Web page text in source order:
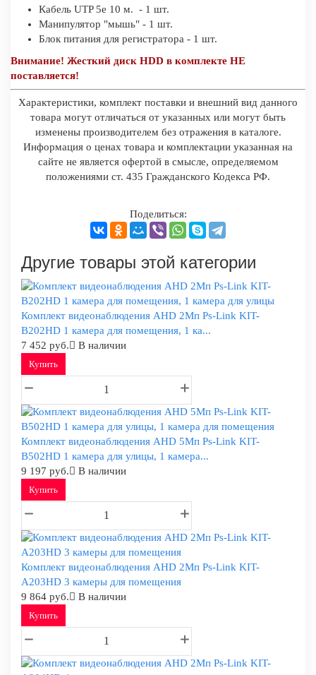
Кабель UTP 5e 10 м. - 1 шт.
Манипулятор "мышь" - 1 шт.
Блок питания для регистратора - 1 шт.
Внимание! Жесткий диск HDD в комплекте НЕ
поставляется!
Характеристики, комплект поставки и внешний вид данного
товара могут отличаться от указанных или могут быть
изменены производителем без отражения в каталоге.
Информация о ценах товара и комплектации указанная на
сайте не является офертой в смысле, определяемом
положениями ст. 435 Гражданского Кодекса РФ.
Поделиться:
Другие товары этой категории
Комплект видеонаблюдения AHD 2Мп Ps-Link KIT-
B202HD 1 камера для помещения, 1 ка...
7 452 руб.
В наличии
Купить
Комплект видеонаблюдения AHD 5Мп Ps-Link KIT-
B502HD 1 камера для улицы, 1 камера...
9 197 руб.
В наличии
Купить
Комплект видеонаблюдения AHD 2Мп Ps-Link KIT-
A203HD 3 камеры для помещения
9 864 руб.
В наличии
Купить